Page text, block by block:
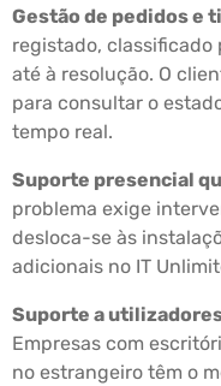
Gestão de pedidos e
registado,
até à resolução. O
para consultar o
tempo real.
Suporte presencial
problema exige
desloca-se às
adicionais no IT
Suporte a
Empresas com
no estrangeiro têm o